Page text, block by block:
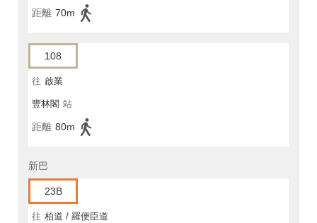
距離 70m
108
往 啟業
豐林閣 站
距離 80m
新巴
23B
往 柏道 / 羅便臣道